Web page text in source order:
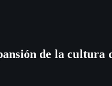
de la cultura